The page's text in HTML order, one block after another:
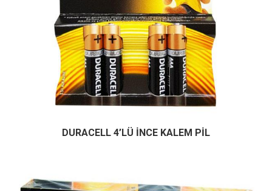
DURACELL 4’LÜ İNCE KALEM PİL